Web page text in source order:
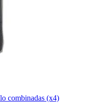
combinadas (x4)